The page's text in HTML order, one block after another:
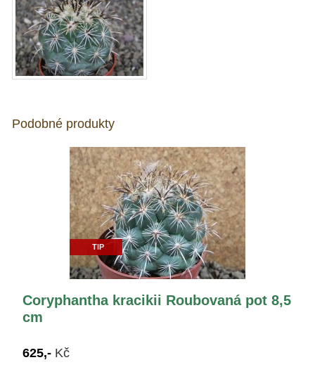
Podobné produkty
TIP
Coryphantha kracikii Roubovaná pot 8,5
cm
625,- Kč